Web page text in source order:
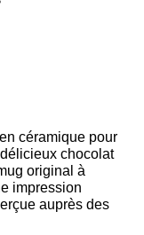
céramique pour
chocolat
original à
impression
auprès des